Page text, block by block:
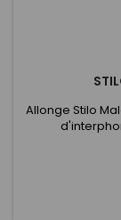
Allonge Stilo